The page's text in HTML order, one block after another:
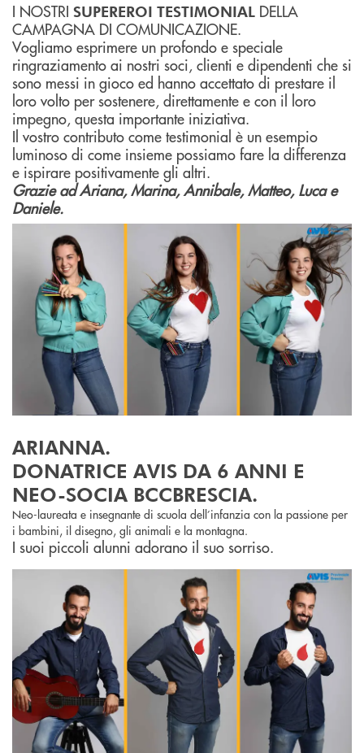
I NOSTRI SUPEREROI TESTIMONIAL DELLA
CAMPAGNA DI COMUNICAZIONE.
Vogliamo esprimere un profondo e speciale
ringraziamento ai nostri soci, clienti e dipendenti che si
sono messi in gioco ed hanno accettato di prestare il
loro volto per sostenere, direttamente e con il loro
impegno, questa importante iniziativa.
Il vostro contributo come testimonial è un esempio
luminoso di come insieme possiamo fare la differenza
e ispirare positivamente gli altri.
Grazie ad Ariana, Marina, Annibale, Matteo, Luca e
Daniele.
ARIANNA.
DONATRICE AVIS DA 6 ANNI E
NEO-SOCIA BCCBRESCIA.
Neo-laureata e insegnante di scuola dell’infanzia con la passione per
i bambini, il disegno, gli animali e la montagna.
I suoi piccoli alunni adorano il suo sorriso.